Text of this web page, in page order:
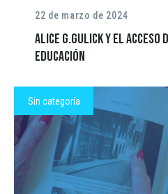
22 de marzo de 2024
Alice G.Gulick y el acceso
educación
Sin categoría